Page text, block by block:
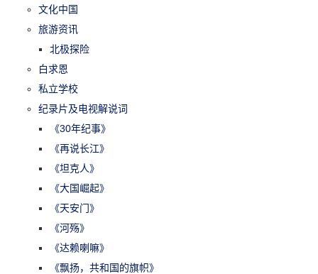
文化中国
旅游资讯
北极探险
白求恩
私立学校
纪录片及电视解说词
《30年纪事》
《再说长江》
《坦克人》
《大国崛起》
《天安门》
《河殇》
《达赖喇嘛》
《飘扬，共和国的旗帜》